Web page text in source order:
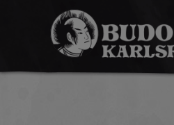
Budo-
Club